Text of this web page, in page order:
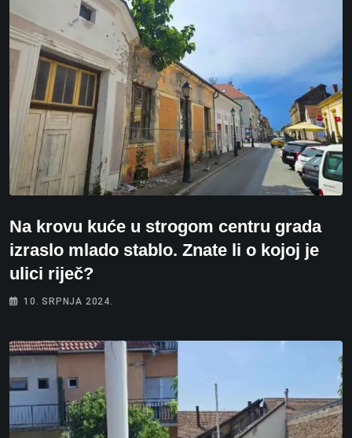
Na krovu kuće u strogom centru grada
izraslo mlado stablo. Znate li o kojoj je
ulici riječ?
10. SRPNJA 2024.